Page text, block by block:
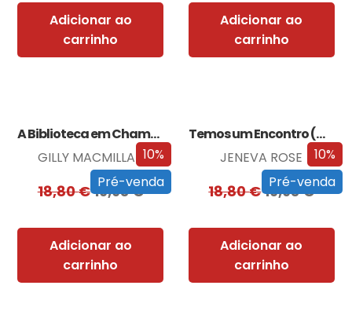
Adicionar ao
carrinho
Adicionar ao
carrinho
10%
Pré-venda
A Biblioteca em Chamas
GILLY MACMILLAN
18,80€16,93€
Adicionar ao
carrinho
10%
Pré-venda
Temos um Encontro (Outra Vez)
JENEVA ROSE
18,80€16,93€
Adicionar ao
carrinho